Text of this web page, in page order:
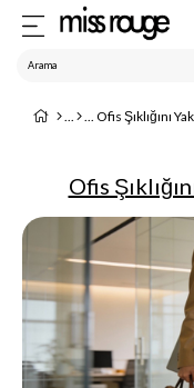
Ofis Şıklığını
Ofis